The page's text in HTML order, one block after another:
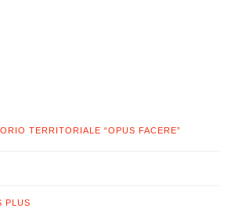
TERRITORIALE “OPUS FACERE”
PLUS